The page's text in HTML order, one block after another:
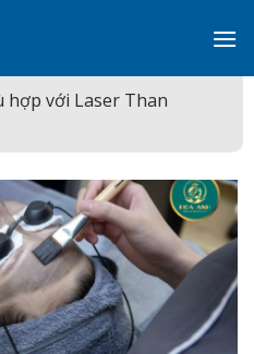
với Laser Than